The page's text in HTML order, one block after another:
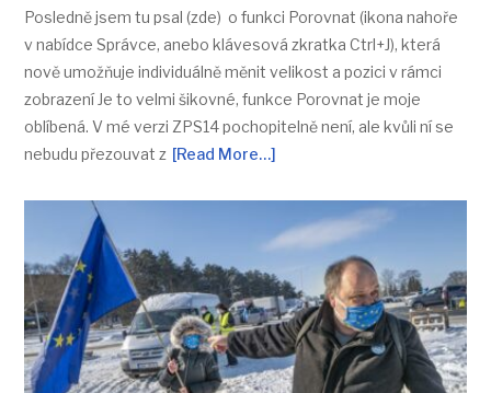
Posledně jsem tu psal (zde) o funkci Porovnat (ikona nahoře
v nabídce Správce, anebo klávesová zkratka Ctrl+J), která
nově umožňuje individuálně měnit velikost a pozici v rámci
zobrazení Je to velmi šikovné, funkce Porovnat je moje
oblíbená. V mé verzi ZPS14 pochopitelně není, ale kvůli ní se
nebudu přezouvat z [Read More…]